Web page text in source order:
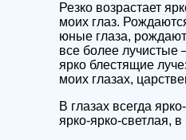
Резко возрастает
моих глаз.
юные глаза,
все более лучистые
ярко блестящие
моих глазах,
В глазах всегда
ярко-ярко-светлая, в